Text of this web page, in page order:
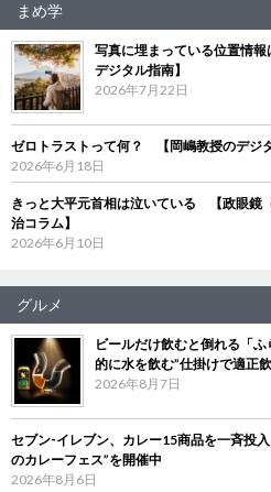
まめ学
写真に埋まっている位置情
デジタル指南】
2026年7月22日
ゼロトラストって何？ 【岡嶋教授のデジタ
2026年6月18日
きっと大平元首相は泣いている 【政眼鏡
治コラム】
2026年6月10日
グルメ
ビールだけ飲むと倒れる「
的に水を飲む”仕掛けで適正
2026年8月7日
セブン‐イレブン、カレー15商品を一斉投
のカレーフェス”を開催中
2026年8月6日